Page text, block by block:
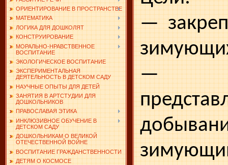
ОРИЕНТИРОВАНИЕ В ПРОСТРАНСТВЕ
МАТЕМАТИКА
ЛОГИКА ДЛЯ ДОШКОЛЯТ
КОНСТРУИРОВАНИЕ
МОРАЛЬНО-НРАВСТВЕННОЕ
ВОСПИТАНИЕ
ЭКОЛОГИЧЕСКОЕ ВОСПИТАНИЕ
ЭКСПЕРИМЕНТАЛЬНАЯ
ДЕЯТЕЛЬНОСТЬ В ДЕТСКОМ САДУ
НАУЧНЫЕ ОПЫТЫ ДЛЯ ДЕТЕЙ
ЗАНЯТИЯ В АРТСТУДИИ ДЛЯ
ДОШКОЛЬНИКОВ
ПРАВОСЛАВАЯ ЭТИКА
ИНКЛЮЗИВНОЕ ОБУЧЕНИЕ В
ДЕТСКОМ САДУ
ДОШКОЛЬНИКАМ О ВЕЛИКОЙ
ОТЕЧЕСТВЕННОЙ ВОЙНЕ
ВОСПИТАНИЕ ГРАЖДАНСТВЕННОСТИ
ДЕТЯМ О КОСМОСЕ
—
—